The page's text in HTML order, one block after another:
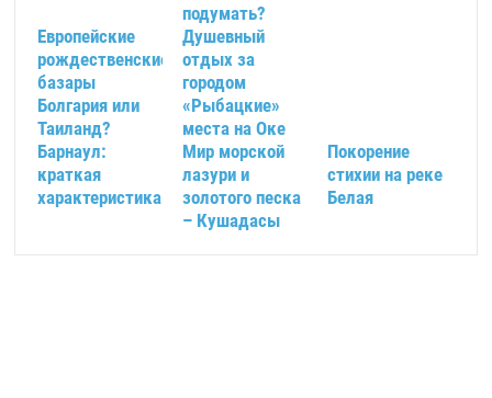
подумать?
Европейские
рождественские
базары
Душевный
отдых за
городом
Болгария или
Таиланд?
«Рыбацкие»
места на Оке
Барнаул:
краткая
характеристика
Мир морской
лазури и
золотого песка
– Кушадасы
Покорение
стихии на реке
Белая